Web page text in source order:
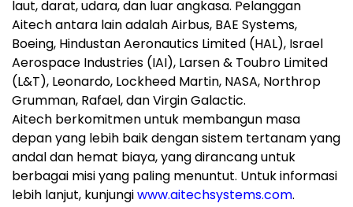
laut, darat, udara, dan luar angkasa. Pelanggan
Aitech antara lain adalah Airbus, BAE Systems,
Boeing, Hindustan Aeronautics Limited (HAL), Israel
Aerospace Industries (IAI), Larsen & Toubro Limited
(L&T), Leonardo, Lockheed Martin, NASA, Northrop
Grumman, Rafael, dan Virgin Galactic.
Aitech berkomitmen untuk membangun masa
depan yang lebih baik dengan sistem tertanam yang
andal dan hemat biaya, yang dirancang untuk
berbagai misi yang paling menuntut. Untuk informasi
lebih lanjut, kunjungiwww.aitechsystems.com.